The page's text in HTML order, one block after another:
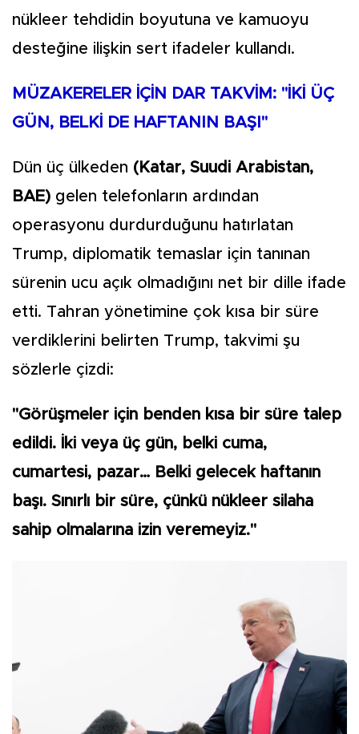
nükleer tehdidin boyutuna ve kamuoyu
desteğine ilişkin sert ifadeler kullandı.
MÜZAKERELER İÇİN DAR TAKVİM: "İKİ ÜÇ
GÜN, BELKİ DE HAFTANIN BAŞI"
Dün üç ülkeden (Katar, Suudi Arabistan,
BAE) gelen telefonların ardından
operasyonu durdurduğunu hatırlatan
Trump, diplomatik temaslar için tanınan
sürenin ucu açık olmadığını net bir dille ifade
etti. Tahran yönetimine çok kısa bir süre
verdiklerini belirten Trump, takvimi şu
sözlerle çizdi:
"Görüşmeler için benden kısa bir süre talep
edildi. İki veya üç gün, belki cuma,
cumartesi, pazar… Belki gelecek haftanın
başı. Sınırlı bir süre, çünkü nükleer silaha
sahip olmalarına izin veremeyiz."